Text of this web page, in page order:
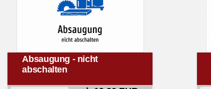
Absaugung - nicht
abschalten